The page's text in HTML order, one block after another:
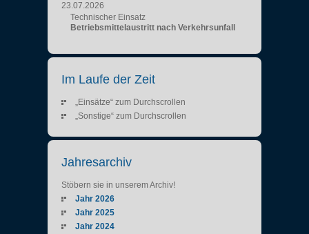
23.07.2026
Technischer Einsatz
Betriebsmittelaustritt nach Verkehrsunfall
Im Laufe der Zeit
„Einsätze“ zum Durchscrollen
„Sonstige“ zum Durchscrollen
Jahresarchiv
Stöbern sie in unserem Archiv!
Jahr 2026
Jahr 2025
Jahr 2024